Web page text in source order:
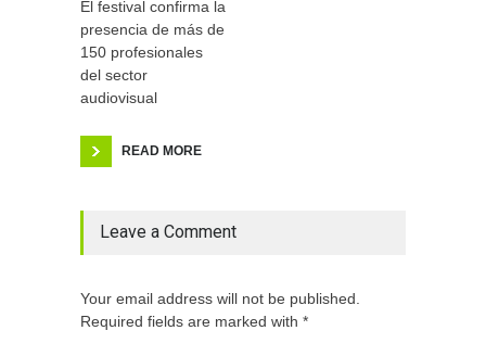
El festival confirma la
presencia de más de
150 profesionales
del sector
audiovisual
READ MORE
Leave a Comment
Your email address will not be published.
Required fields are marked with *